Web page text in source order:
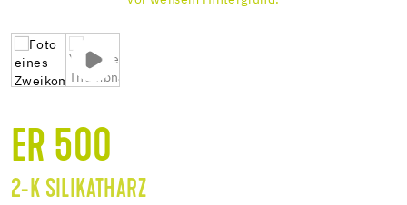
ER 500
2-K SILIKATHARZ